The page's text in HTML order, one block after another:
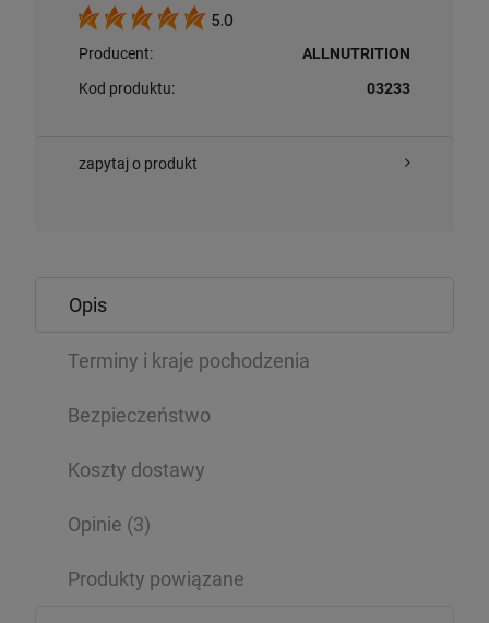
5.0
Producent:
ALLNUTRITION
Kod produktu:
03233
zapytaj o produkt
Opis
Terminy i kraje pochodzenia
Bezpieczeństwo
Koszty dostawy
Opinie (3)
Produkty powiązane